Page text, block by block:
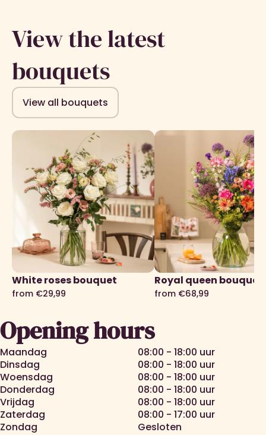
View the latest
bouquets
View all bouquets
White roses bouquet
from €29,99
Royal queen bouquet
from €68,99
Opening hours
Maandag
Dinsdag
Woensdag
Donderdag
Vrijdag
Zaterdag
Zondag
08:00 - 18:00 uur
08:00 - 18:00 uur
08:00 - 18:00 uur
08:00 - 18:00 uur
08:00 - 18:00 uur
08:00 - 17:00 uur
Gesloten